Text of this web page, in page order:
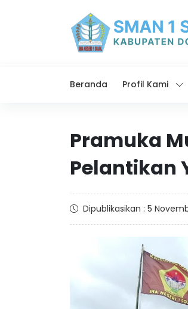
Beranda Profil Kami
Pramuka
Pelantikan
Dipublikasikan : 5